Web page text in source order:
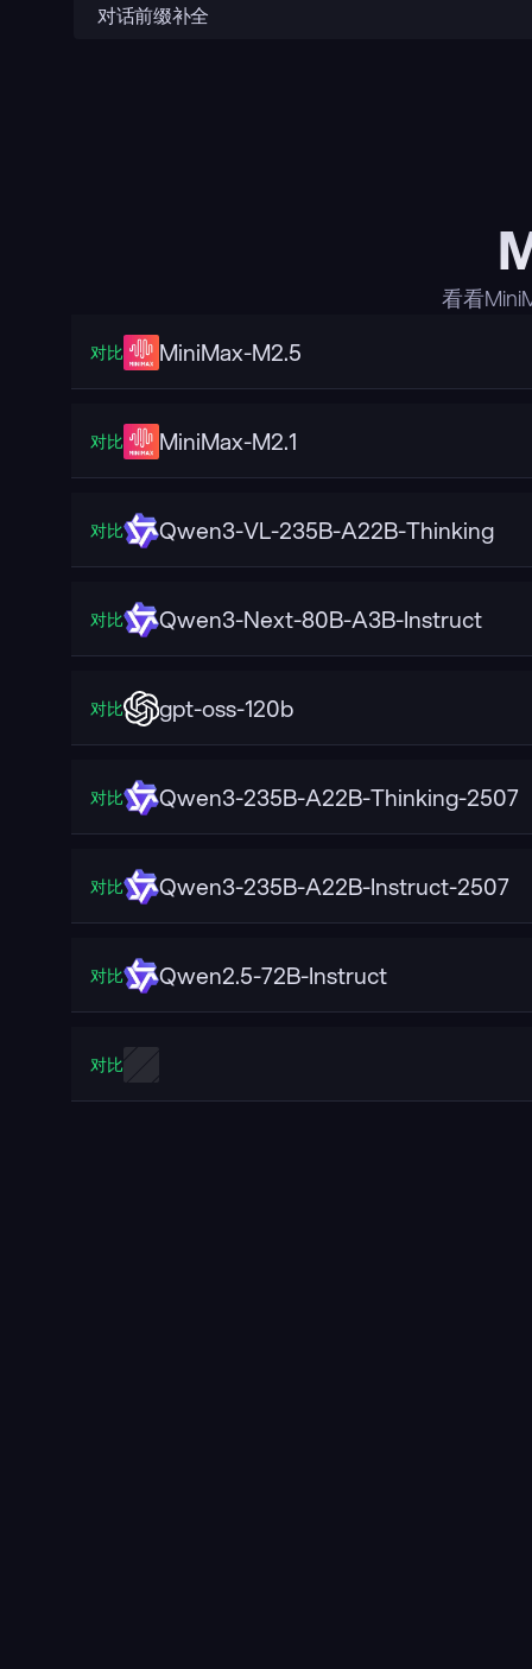
对话前缀补全
看看
对比 MiniMax-M2.5
对比 MiniMax-M2.1
对比 Qwen3-VL-235B-A22B-Thinking
对比 Qwen3-Next-80B-A3B-Instruct
对比 gpt-oss-120b
对比 Qwen3-235B-A22B-Thinking-2507
对比 Qwen3-235B-A22B-Instruct-2507
对比 Qwen2.5-72B-Instruct
对比